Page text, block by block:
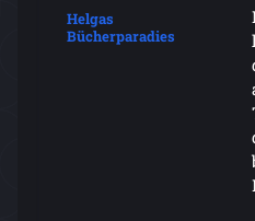
Helgas
Bücherparadies